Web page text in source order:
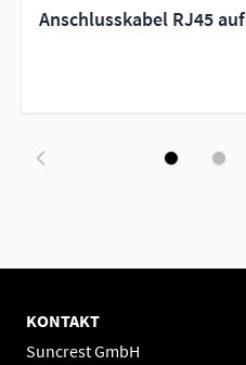
Anschlusskabel RJ45
KONTAKT
Suncrest GmbH